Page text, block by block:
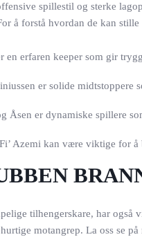
spillestil og sterke
å forstå hvordan de kan
en erfaren keeper som gir
er solide midtstoppere
Åsen er dynamiske spillere
Azemi kan være viktige for å
tilhengerskare, har
motangrep. La oss se